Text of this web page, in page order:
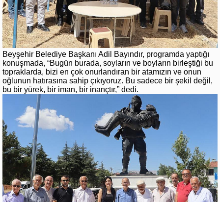
Beyşehir Belediye Başkanı Adil Bayındır, programda yaptığı
konuşmada, “Bugün burada, soyların ve boyların birleştiği bu
topraklarda, bizi en çok onurlandıran bir atamızın ve onun
oğlunun hatırasına sahip çıkıyoruz. Bu sadece bir şekil değil,
bu bir yürek, bir iman, bir inançtır,” dedi.